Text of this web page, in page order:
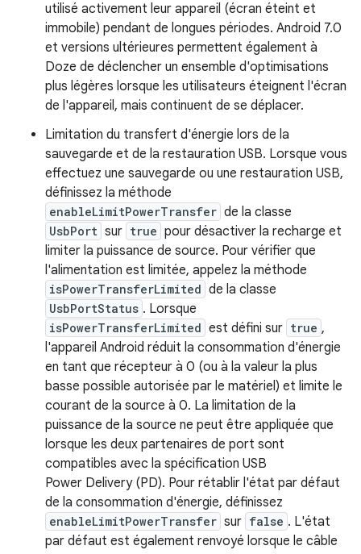
utilisé activement leur appareil (écran éteint et
immobile) pendant de longues périodes. Android 7.0
et versions ultérieures permettent également à
Doze de déclencher un ensemble d'optimisations
plus légères lorsque les utilisateurs éteignent l'écran
de l'appareil, mais continuent de se déplacer.
Limitation du transfert d'énergie lors de la
sauvegarde et de la restauration USB. Lorsque vous
effectuez une sauvegarde ou une restauration USB,
définissez la méthode
enableLimitPowerTransfer de la classe
UsbPort sur true pour désactiver la recharge et
limiter la puissance de source. Pour vérifier que
l'alimentation est limitée, appelez la méthode
isPowerTransferLimited de la classe
UsbPortStatus . Lorsque
isPowerTransferLimited est défini sur true ,
l'appareil Android réduit la consommation d'énergie
en tant que récepteur à 0 (ou à la valeur la plus
basse possible autorisée par le matériel) et limite le
courant de la source à 0. La limitation de la
puissance de la source ne peut être appliquée que
lorsque les deux partenaires de port sont
compatibles avec la spécification USB
Power Delivery (PD). Pour rétablir l'état par défaut
de la consommation d'énergie, définissez
enableLimitPowerTransfer sur false . L'état
par défaut est également renvoyé lorsque le câble